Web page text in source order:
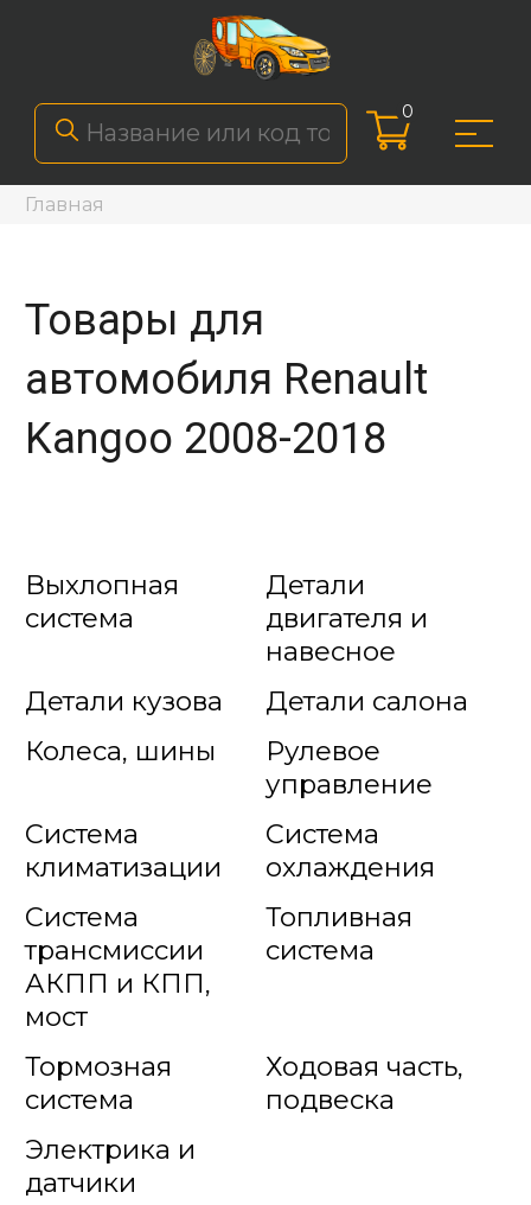
0
Главная
Товары для
автомобиля Renault
Kangoo 2008-2018
Выхлопная
система
Детали
двигателя и
навесное
Детали кузова
Детали салона
Колеса, шины
Рулевое
управление
Система
климатизации
Система
охлаждения
Система
трансмиссии
АКПП и КПП,
мост
Топливная
система
Тормозная
система
Ходовая часть,
подвеска
Электрика и
датчики